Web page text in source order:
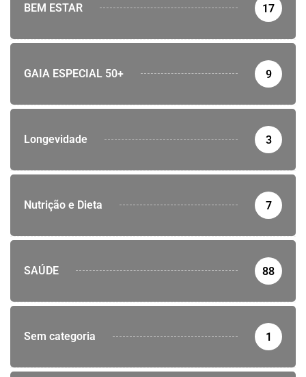
BEM ESTAR 17
GAIA ESPECIAL 50+ 9
Longevidade 3
Nutrição e Dieta 7
SAÚDE 88
Sem categoria 1